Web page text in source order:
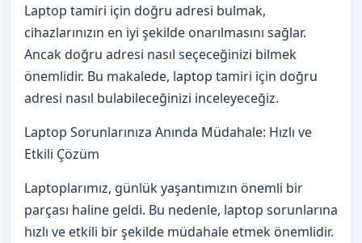
Laptop tamiri için doğru adresi bulmak,
cihazlarınızın en iyi şekilde onarılmasını sağlar.
Ancak doğru adresi nasıl seçeceğinizi bilmek
önemlidir. Bu makalede, laptop tamiri için doğru
adresi nasıl bulabileceğinizi inceleyeceğiz.
Laptop Sorunlarınıza Anında Müdahale: Hızlı ve
Etkili Çözüm
Laptoplarımız, günlük yaşantımızın önemli bir
parçası haline geldi. Bu nedenle, laptop sorunlarına
hızlı ve etkili bir şekilde müdahale etmek önemlidir.